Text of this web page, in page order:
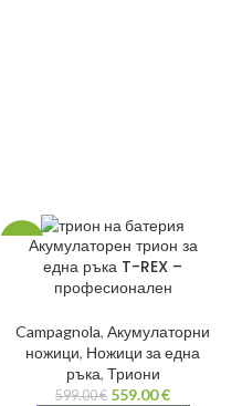
-7%Акумулаторен трион за
една ръка T-REX –
професионален
Campagnola, Акумулаторни
ножици, Ножици за една
ръка, Триони
599.00€ 559.00€